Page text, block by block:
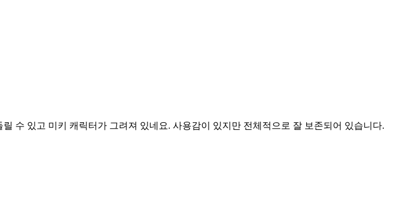
수 있고 미키 캐릭터가 그려져 있네요. 사용감이 있지만 전체적으로 잘 보존되어 있습니다.